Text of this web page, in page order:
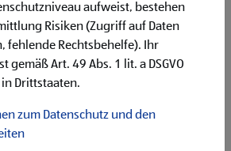
aufweist, bestehen
Risiken (Zugriff auf Daten
fehlende Rechtsbehelfe). Ihr
gemäß Art. 49 Abs. 1 lit. a DSGVO
Drittstaaten.
zum Datenschutz und den